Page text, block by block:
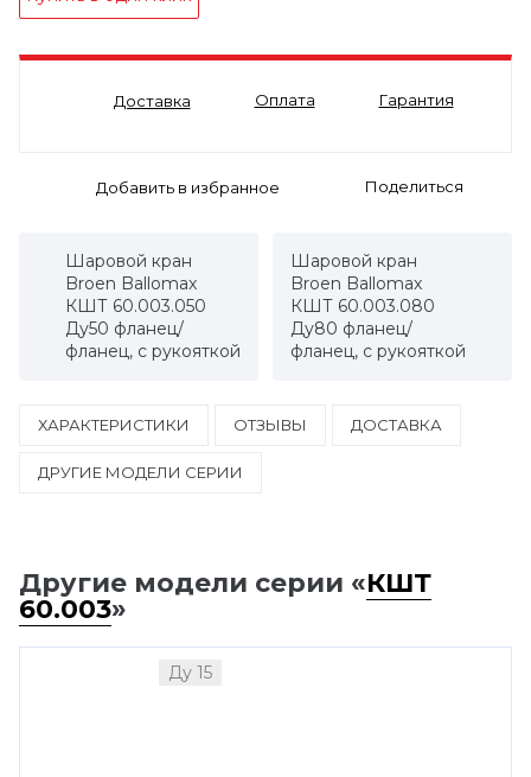
Доставка Оплата Гарантия
Поделиться
Шаровой кран
Broen Ballomax
КШТ 60.003.050
Ду50 фланец/
фланец, с рукояткой
Шаровой кран
Broen Ballomax
КШТ 60.003.080
Ду80 фланец/
фланец, с рукояткой
ХАРАКТЕРИСТИКИ ОТЗЫВЫ ДОСТАВКА
ДРУГИЕ МОДЕЛИ СЕРИИ
Другие модели серии «КШТ
60.003»
Ду 15